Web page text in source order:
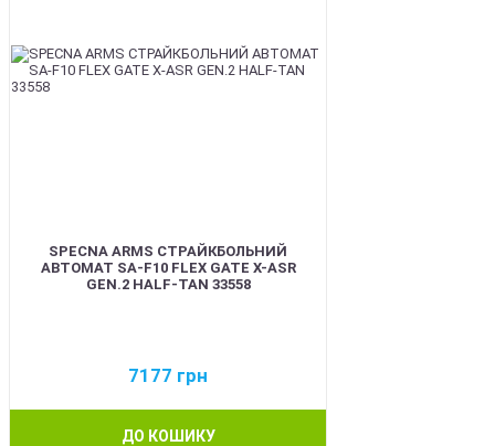
SPECNA ARMS СТРАЙКБОЛЬНИЙ
АВТОМАТ SA-F10 FLEX GATE X-ASR
GEN.2 HALF-TAN 33558
7177 грн
ДО КОШИКУ